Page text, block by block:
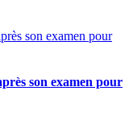
son examen pour